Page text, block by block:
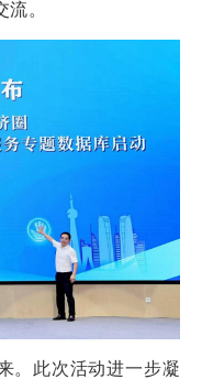
。
此次活动进一步凝